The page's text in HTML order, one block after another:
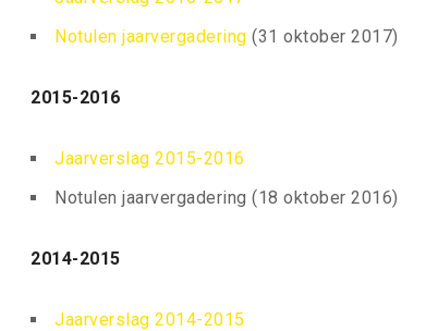
Notulen jaarvergadering (31 oktober 2017)
2015-2016
Jaarverslag 2015-2016
Notulen jaarvergadering (18 oktober 2016)
2014-2015
Jaarverslag 2014-2015